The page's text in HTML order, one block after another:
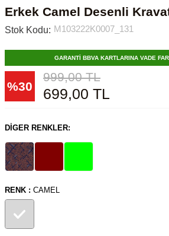
Erkek Camel Desenli
Stok Kodu: M103222K0007_131
GARANTİ BBVA KARTLARINA VADE
%30
999,00TL
699,00 TL
DIGER RENKLER:
RENK : CAMEL